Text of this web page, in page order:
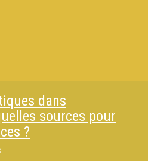
dans
sources pour
?